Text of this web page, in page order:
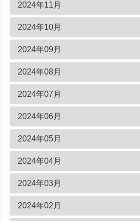
2024年11月
2024年10月
2024年09月
2024年08月
2024年07月
2024年06月
2024年05月
2024年04月
2024年03月
2024年02月